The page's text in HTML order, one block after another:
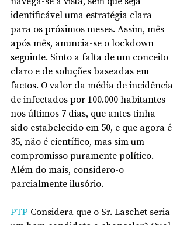
identificável uma estratégia clara
para os próximos meses. Assim, mês
após mês, anuncia-se o lockdown
seguinte. Sinto a falta de um conceito
claro e de soluções baseadas em
factos. O valor da média de incidência
de infectados por 100.000 habitantes
nos últimos 7 dias, que antes tinha
sido estabelecido em 50, e que agora é
35, não é científico, mas sim um
compromisso puramente político.
Além do mais, considero-o
parcialmente ilusório.
PTP Considera que o Sr. Laschet seria